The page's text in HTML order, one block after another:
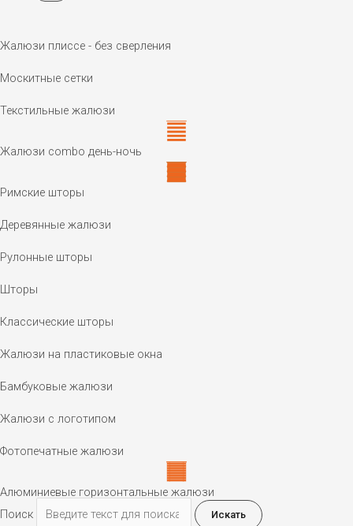
Жалюзи плиссе - без сверления
Москитные сетки
Текстильные жалюзи
Жалюзи combo день-ночь
Римские шторы
Деревянные жалюзи
Рулонные шторы
Шторы
Классические шторы
Жалюзи на пластиковые окна
Бамбуковые жалюзи
Жалюзи с логотипом
Фотопечатные жалюзи
Алюминиевые горизонтальные жалюзи
Поиск
Искать